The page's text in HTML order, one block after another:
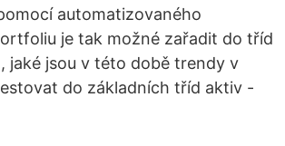
automatizovaného
je tak možné zařadit do tříd
jaké jsou v této době trendy v
do základních tříd aktiv -